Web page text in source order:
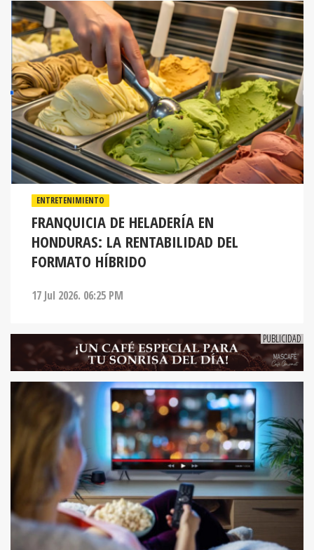
ENTRETENIMIENTO
FRANQUICIA DE HELADERÍA EN
HONDURAS: LA RENTABILIDAD DEL
FORMATO HÍBRIDO
17 Jul 2026. 06:25 PM